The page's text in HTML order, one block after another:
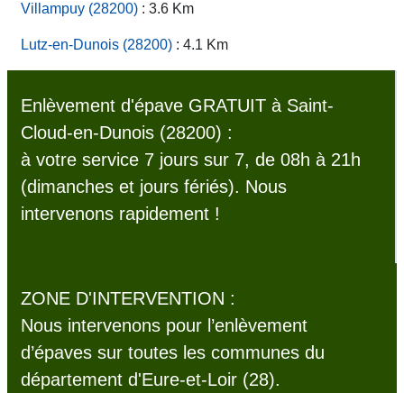
Villampuy (28200) : 3.6 Km
Lutz-en-Dunois (28200) : 4.1 Km
Enlèvement d'épave GRATUIT à Saint-
Cloud-en-Dunois (28200) :
à votre service 7 jours sur 7, de 08h à 21h
(dimanches et jours fériés). Nous
intervenons rapidement !
ZONE D'INTERVENTION :
Nous intervenons pour l’enlèvement
d’épaves sur toutes les communes du
département d'Eure-et-Loir (28).